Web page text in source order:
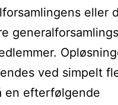
eller
generalforsamlings
ved simpelt
en efterfølgende